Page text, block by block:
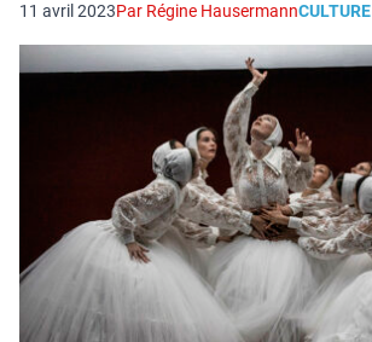
11 avril 2023Par Régine HausermannCULTURE